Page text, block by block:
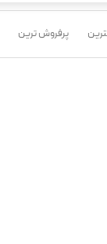
پرفروش ترین